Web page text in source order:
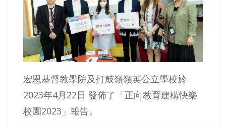
宏恩基督教學院及打鼓嶺嶺英公立學校於
2023年4月22日 發佈了「正向教育建構快樂
校園2023」報告。